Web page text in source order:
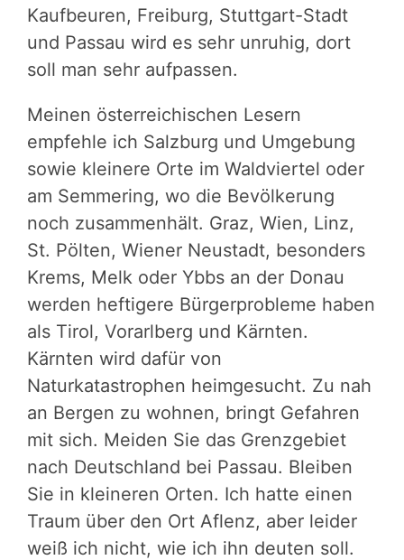
Kaufbeuren, Freiburg, Stuttgart-Stadt
und Passau wird es sehr unruhig, dort
soll man sehr aufpassen.
Meinen österreichischen Lesern
empfehle ich Salzburg und Umgebung
sowie kleinere Orte im Waldviertel oder
am Semmering, wo die Bevölkerung
noch zusammenhält. Graz, Wien, Linz,
St. Pölten, Wiener Neustadt, besonders
Krems, Melk oder Ybbs an der Donau
werden heftigere Bürgerprobleme haben
als Tirol, Vorarlberg und Kärnten.
Kärnten wird dafür von
Naturkatastrophen heimgesucht. Zu nah
an Bergen zu wohnen, bringt Gefahren
mit sich. Meiden Sie das Grenzgebiet
nach Deutschland bei Passau. Bleiben
Sie in kleineren Orten. Ich hatte einen
Traum über den Ort Aflenz, aber leider
weiß ich nicht, wie ich ihn deuten soll.